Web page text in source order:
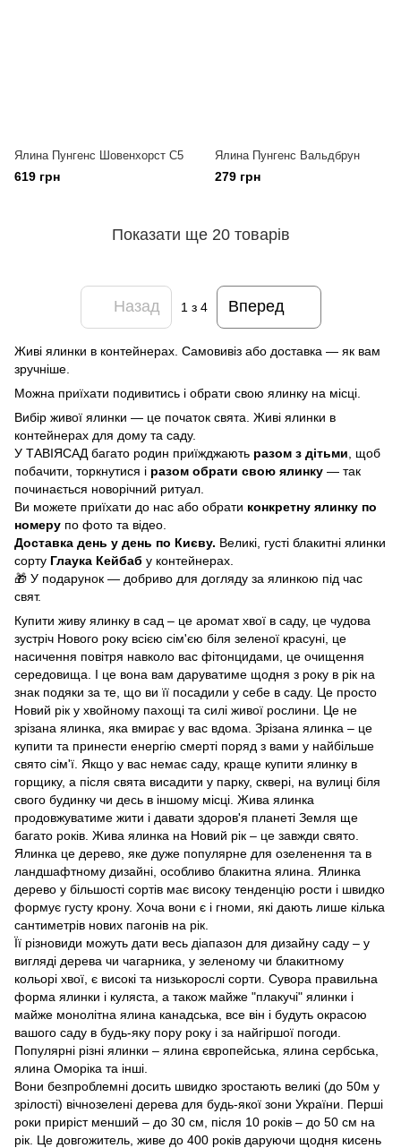
Ялина Пунгенс Шовенхорст С5
619 грн
Ялина Пунгенс Вальдбрун
279 грн
Показати ще 20 товарів
Назад 1 з 4 Вперед
Живі ялинки в контейнерах. Самовивіз або доставка — як вам
зручніше.
Можна приїхати подивитись і обрати свою ялинку на місці.
Вибір живої ялинки — це початок свята. Живі ялинки в
контейнерах для дому та саду.
У ТАВІЯСАД багато родин приїжджають разом з дітьми , щоб
побачити, торкнутися і разом обрати свою ялинку — так
починається новорічний ритуал.
Ви можете приїхати до нас або обрати конкретну ялинку по
номеру по фото та відео.
Доставка день у день по Києву. Великі, густі блакитні ялинки
сорту Глаука Кейбаб у контейнерах.
🎁 У подарунок — добриво для догляду за ялинкою під час
свят.
Купити живу ялинку в сад – це аромат хвої в саду, це чудова
зустріч Нового року всією сім'єю біля зеленої красуні, це
насичення повітря навколо вас фітонцидами, це очищення
середовища. І це вона вам даруватиме щодня з року в рік на
знак подяки за те, що ви її посадили у себе в саду. Це просто
Новий рік у хвойному пахощі та силі живої рослини. Це не
зрізана ялинка, яка вмирає у вас вдома. Зрізана ялинка – це
купити та принести енергію смерті поряд з вами у найбільше
свято сім'ї. Якщо у вас немає саду, краще купити ялинку в
горщику, а після свята висадити у парку, сквері, на вулиці біля
свого будинку чи десь в іншому місці. Жива ялинка
продовжуватиме жити і давати здоров'я планеті Земля ще
багато років. Жива ялинка на Новий рік – це завжди свято.
Ялинка це дерево, яке дуже популярне для озеленення та в
ландшафтному дизайні, особливо блакитна ялина. Ялинка
дерево у більшості сортів має високу тенденцію рости і швидко
формує густу крону. Хоча вони є і гноми, які дають лише кілька
сантиметрів нових пагонів на рік.
Її різновиди можуть дати весь діапазон для дизайну саду – у
вигляді дерева чи чагарника, у зеленому чи блакитному
кольорі хвої, є високі та низькорослі сорти. Сувора правильна
форма ялинки і куляста, а також майже "плакучі" ялинки і
майже монолітна ялина канадська, все він і будуть окрасою
вашого саду в будь-яку пору року і за найгіршої погоди.
Популярні різні ялинки – ялина європейська, ялина сербська,
ялина Оморіка та інші.
Вони безпроблемні досить швидко зростають великі (до 50м у
зрілості) вічнозелені дерева для будь-якої зони України. Перші
роки приріст менший – до 30 см, після 10 років – до 50 см на
рік. Це довгожитель, живе до 400 років даруючи щодня кисень